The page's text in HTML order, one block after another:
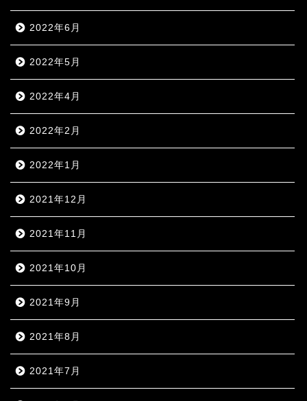
2022年6月
2022年5月
2022年4月
2022年2月
2022年1月
2021年12月
2021年11月
2021年10月
2021年9月
2021年8月
2021年7月